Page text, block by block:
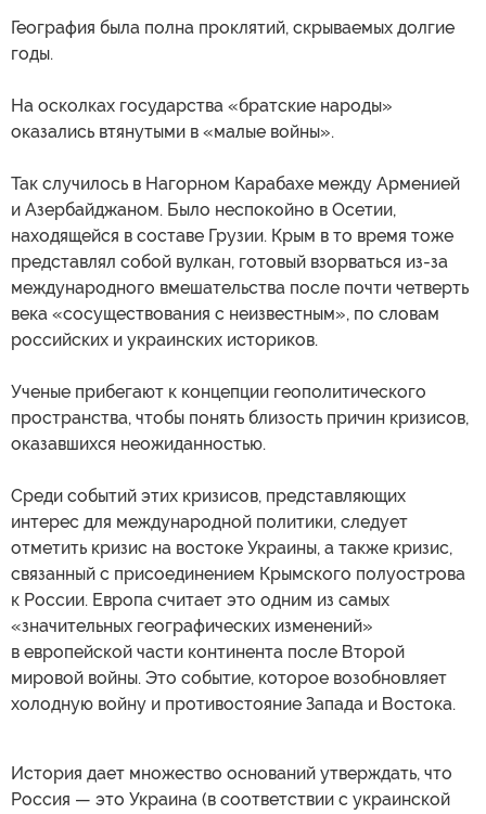
География была полна проклятий, скрываемых долгие
годы.
На осколках государства «братские народы»
оказались втянутыми в «малые войны».
Так случилось в Нагорном Карабахе между Арменией
и Азербайджаном. Было неспокойно в Осетии,
находящейся в составе Грузии. Крым в то время тоже
представлял собой вулкан, готовый взорваться из-за
международного вмешательства после почти четверть
века «сосуществования с неизвестным», по словам
российских и украинских историков.
Ученые прибегают к концепции геополитического
пространства, чтобы понять близость причин кризисов,
оказавшихся неожиданностью.
Среди событий этих кризисов, представляющих
интерес для международной политики, следует
отметить кризис на востоке Украины, а также кризис,
связанный с присоединением Крымского полуострова
к России. Европа считает это одним из самых
«значительных географических изменений»
в европейской части континента после Второй
мировой войны. Это событие, которое возобновляет
холодную войну и противостояние Запада и Востока.
История дает множество оснований утверждать, что
Россия — это Украина (в соответствии с украинской